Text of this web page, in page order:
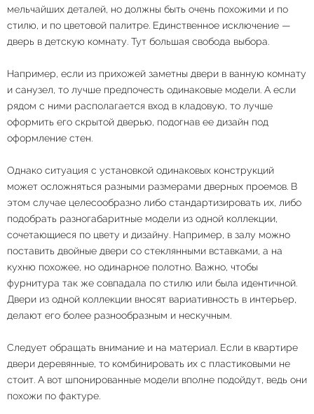
мельчайших деталей, но должны быть очень похожими и по
стилю, и по цветовой палитре. Единственное исключение —
дверь в детскую комнату. Тут большая свобода выбора.
Например, если из прихожей заметны двери в ванную комнату
и санузел, то лучше предпочесть одинаковые модели. А если
рядом с ними располагается вход в кладовую, то лучше
оформить его скрытой дверью, подогнав ее дизайн под
оформление стен.
Однако ситуация с установкой одинаковых конструкций
может осложняться разными размерами дверных проемов. В
этом случае целесообразно либо стандартизировать их, либо
подобрать разногабаритные модели из одной коллекции,
сочетающиеся по цвету и дизайну. Например, в залу можно
поставить двойные двери со стеклянными вставками, а на
кухню похожее, но одинарное полотно. Важно, чтобы
фурнитура так же совпадала по стилю или была идентичной.
Двери из одной коллекции вносят вариативность в интерьер,
делают его более разнообразным и нескучным.
Следует обращать внимание и на материал. Если в квартире
двери деревянные, то комбинировать их с пластиковыми не
стоит. А вот шпонированные модели вполне подойдут, ведь они
похожи по фактуре.